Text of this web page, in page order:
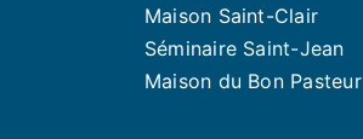
Maison Saint-Clair
Séminaire Saint-Jean
Maison du Bon Pasteur